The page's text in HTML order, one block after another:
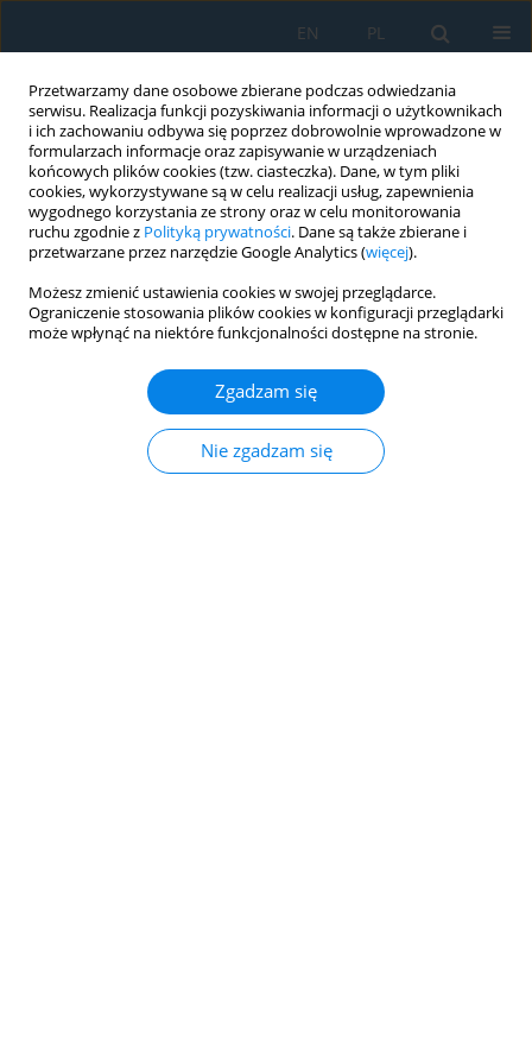
Przetwarzamy dane osobowe zbierane podczas odwiedzania
serwisu. Realizacja funkcji pozyskiwania informacji o użytkownikach
i ich zachowaniu odbywa się poprzez dobrowolnie wprowadzone w
formularzach informacje oraz zapisywanie w urządzeniach
końcowych plików cookies (tzw. ciasteczka). Dane, w tym pliki
cookies, wykorzystywane są w celu realizacji usług, zapewnienia
wygodnego korzystania ze strony oraz w celu monitorowania
ruchu zgodnie z Polityką prywatności. Dane są także zbierane i
przetwarzane przez narzędzie Google Analytics (więcej).
Możesz zmienić ustawienia cookies w swojej przeglądarce.
Ograniczenie stosowania plików cookies w konfiguracji przeglądarki
może wpłynąć na niektóre funkcjonalności dostępne na stronie.
Zgadzam się
Nie zgadzam się
PL
EN
AutorJorge Apaza Gutierrez
Thermodynamic analysis of a waste heat
recovery power generation system in a cement
plant in southern Perú
Denilson Salvatierra Romero,Jesús Turpo Carrillo,Jorge Apaza
José Canazas Christofer Alex Diaz Arapa
Adv. Sci. Technol. Res. J. 2026; 20(8):53-69